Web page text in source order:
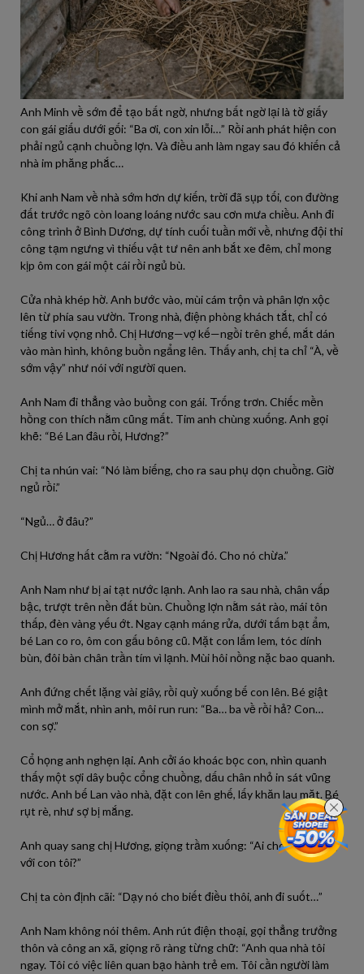
Anh Minh về sớm để tạo bất ngờ, nhưng bất ngờ lại là tờ giấy
con gái giấu dưới gối: “Ba ơi, con xin lỗi…” Rồi anh phát hiện con
phải ngủ cạnh chuồng lợn. Và điều anh làm ngay sau đó khiến cả
nhà im phăng phắc…
Khi anh Nam về nhà sớm hơn dự kiến, trời đã sụp tối, con đường
đất trước ngõ còn loang loáng nước sau cơn mưa chiều. Anh đi
công trình ở Bình Dương, dự tính cuối tuần mới về, nhưng đội thi
công tạm ngưng vì thiếu vật tư nên anh bắt xe đêm, chỉ mong
kịp ôm con gái một cái rồi ngủ bù.
Cửa nhà khép hờ. Anh bước vào, mùi cám trộn và phân lợn xộc
lên từ phía sau vườn. Trong nhà, điện phòng khách tắt, chỉ có
tiếng tivi vọng nhỏ. Chị Hương—vợ kế—ngồi trên ghế, mắt dán
vào màn hình, không buồn ngẩng lên. Thấy anh, chị ta chỉ “À, về
sớm vậy” như nói với người quen.
Anh Nam đi thẳng vào buồng con gái. Trống trơn. Chiếc mền
hồng con thích nằm cũng mất. Tim anh chùng xuống. Anh gọi
khẽ: “Bé Lan đâu rồi, Hương?”
Chị ta nhún vai: “Nó làm biếng, cho ra sau phụ dọn chuồng. Giờ
ngủ rồi.”
“Ngủ… ở đâu?”
Chị Hương hất cằm ra vườn: “Ngoài đó. Cho nó chừa.”
Anh Nam như bị ai tạt nước lạnh. Anh lao ra sau nhà, chân vấp
bậc, trượt trên nền đất bùn. Chuồng lợn nằm sát rào, mái tôn
thấp, đèn vàng yếu ớt. Ngay cạnh máng rửa, dưới tấm bạt ẩm,
bé Lan co ro, ôm con gấu bông cũ. Mặt con lấm lem, tóc dính
bùn, đôi bàn chân trần tím vì lạnh. Mùi hôi nồng nặc bao quanh.
Anh đứng chết lặng vài giây, rồi quỳ xuống bế con lên. Bé giật
mình mở mắt, nhìn anh, môi run run: “Ba… ba về rồi hả? Con…
con sợ.”
Cổ họng anh nghẹn lại. Anh cởi áo khoác bọc con, nhìn quanh
thấy một sợi dây buộc cổng chuồng, dấu chân nhỏ in sát vũng
nước. Anh bế Lan vào nhà, đặt con lên ghế, lấy khăn lau mặt. Bé
rụt rè, như sợ bị mắng.
Anh quay sang chị Hương, giọng trầm xuống: “Ai cho cô làm vậy
với con tôi?”
Chị ta còn định cãi: “Dạy nó cho biết điều thôi, anh đi suốt…”
Anh Nam không nói thêm. Anh rút điện thoại, gọi thẳng trưởng
thôn và công an xã, giọng rõ ràng từng chữ: “Anh qua nhà tôi
ngay. Tôi có việc liên quan bạo hành trẻ em. Tôi cần người làm